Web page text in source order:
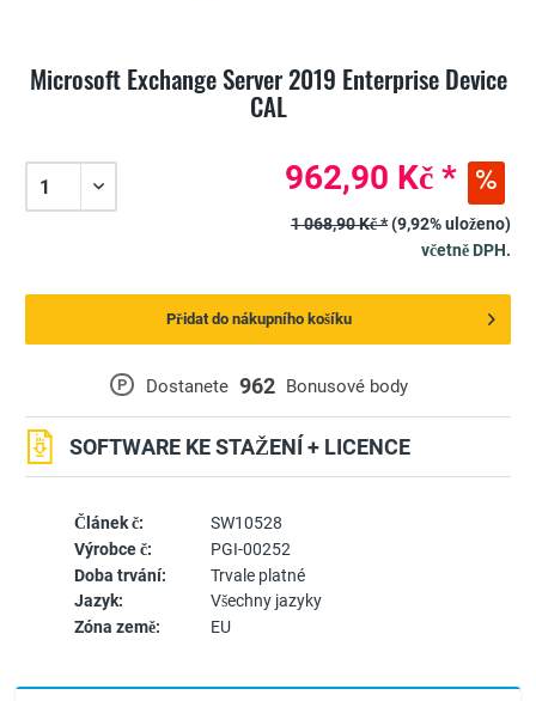
Microsoft Exchange Server 2019 Enterprise Device
CAL
Článek č:
SW10528
Výrobce č:
PGI-00252
Doba trvání:
Trvale platné
Jazyk:
Všechny jazyky
Zóna země:
EU
P Dostanete 962 Bonusové body
SOFTWARE KE STAŽENÍ + LICENCE
962,90 Kč *
1 068,90 Kč *(9,92% uloženo)
včetně DPH.
Přidat do nákupního košíku